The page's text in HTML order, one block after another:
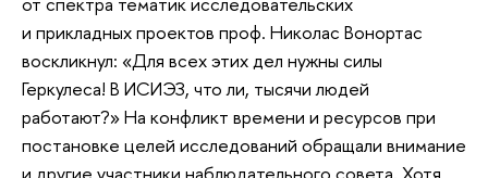
и прикладных проектов проф. Николас Вонортас
воскликнул: «Для всех этих дел нужны силы
Геркулеса! В ИСИЭЗ, что ли, тысячи людей
работают?» На конфликт времени и ресурсов при
постановке целей исследований обращали внимание
и другие участники наблюдательного совета. Хотя